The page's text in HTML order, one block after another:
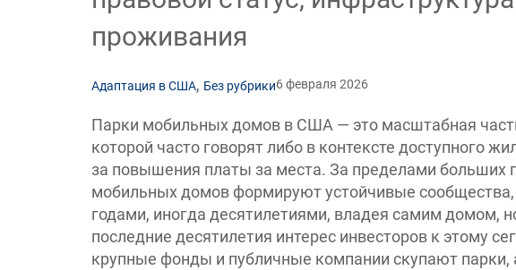
проживания
Адаптация в США, Без рубрики6 февраля 2026
Парки мобильных домов в США — это масштабная
которой часто говорят либо в контексте доступного
за повышения платы за места. За пределами больших
мобильных домов формируют устойчивые
годами, иногда десятилетиями, владея самим домом,
последние десятилетия интерес инвесторов к этому
крупные фонды и публичные компании скупают парки,